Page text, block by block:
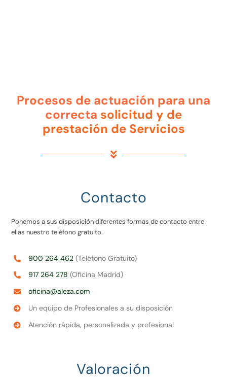
Procesos de actuación para una
correcta solicitud y de
prestación de Servicios
Contacto
Ponemos a sus disposición diferentes formas de contacto entre
ellas nuestro teléfono gratuito.
900 264 462(Teléfono Gratuito)
917 264 278 (Oficina Madrid)
oficina@aleza.com
Un equipo de Profesionales a su disposición
Atención rápida, personalizada y profesional
Valoración